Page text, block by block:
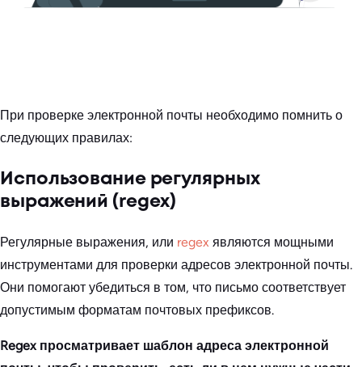
При проверке электронной почты необходимо помнить о
следующих правилах:
Использование регулярных
выражений (regex)
Регулярные выражения, или regex являются мощными
инструментами для проверки адресов электронной почты.
Они помогают убедиться в том, что письмо соответствует
допустимым форматам почтовых префиксов.
Regex просматривает шаблон адреса электронной